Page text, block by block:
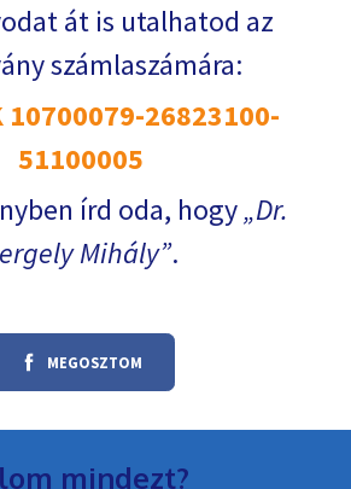
át is utalhatod az
számlaszámára:
10700079-26823100-
51100005
írd oda, hogy Dr.
Mihály .
MEGOSZTOM
mindezt?